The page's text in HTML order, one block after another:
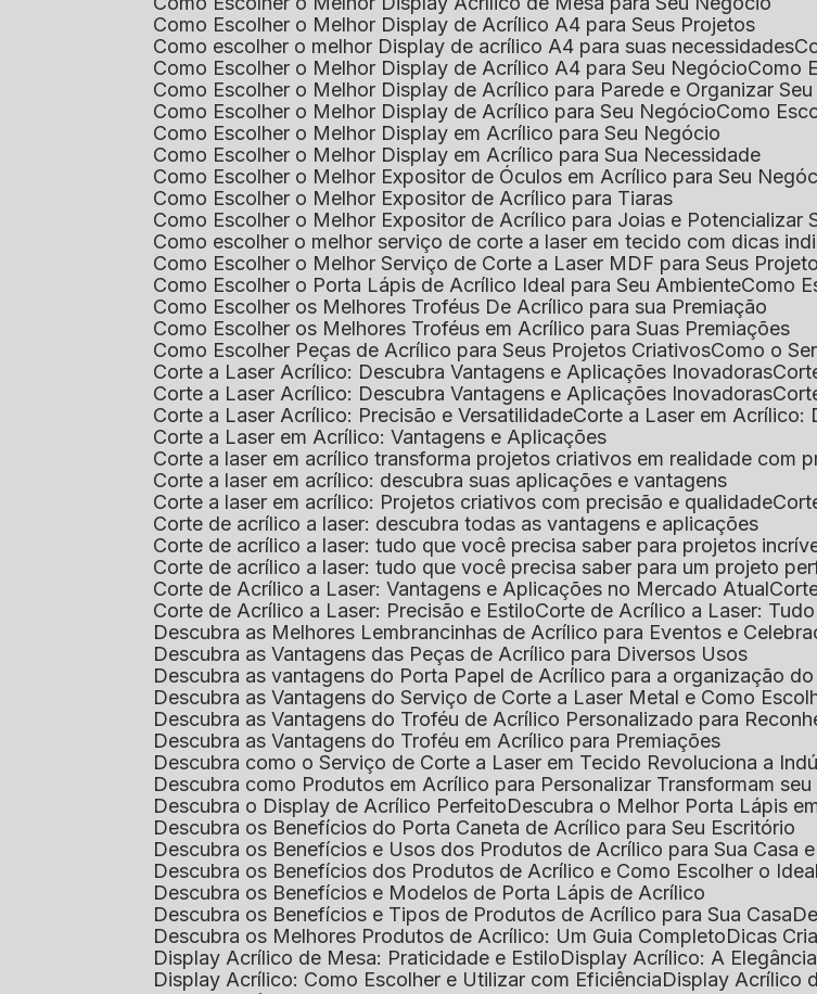
Como Escolher o Melhor Display de Acrílico A4 para Seus Projetos
Como escolher o melhor Display de acrílico A4 para suas necessidades
Como Escolher o Melhor Display de Acrílico A4 para Seu Negócio
Como Escolher o Melhor Display de Acrílico para Parede e Organizar
Como Escolher o Melhor Display de Acrílico para Seu Negócio
Como
Como Escolher o Melhor Display em Acrílico para Seu Negócio
Como Escolher o Melhor Display em Acrílico para Sua Necessidade
Como Escolher o Melhor Expositor de Óculos em Acrílico para Seu
Como Escolher o Melhor Expositor de Acrílico para Tiaras
Como Escolher o Melhor Expositor de Acrílico para Joias e Potencializar
Como escolher o melhor serviço de corte a laser em tecido com dicas
Como Escolher o Melhor Serviço de Corte a Laser MDF para Seus
Como Escolher o Porta Lápis de Acrílico Ideal para Seu Ambiente
Como
Como Escolher os Melhores Troféus De Acrílico para sua Premiação
Como Escolher os Melhores Troféus em Acrílico para Suas Premiações
Como Escolher Peças de Acrílico para Seus Projetos Criativos
Como o
Corte a Laser Acrílico: Descubra Vantagens e Aplicações Inovadoras
Corte a Laser Acrílico: Descubra Vantagens e Aplicações Inovadoras
Corte a Laser Acrílico: Precisão e Versatilidade
Corte a Laser em
Corte a Laser em Acrílico: Vantagens e Aplicações
Corte a laser em acrílico transforma projetos criativos em realidade com
Corte a laser em acrílico: descubra suas aplicações e vantagens
Corte a laser em acrílico: Projetos criativos com precisão e qualidade
Corte de acrílico a laser: descubra todas as vantagens e aplicações
Corte de acrílico a laser: tudo que você precisa saber para projetos
Corte de acrílico a laser: tudo que você precisa saber para um projeto
Corte de Acrílico a Laser: Vantagens e Aplicações no Mercado Atual
Corte de Acrílico a Laser: Precisão e Estilo
Corte de Acrílico a Laser:
Descubra as Melhores Lembrancinhas de Acrílico para Eventos e
Descubra as Vantagens das Peças de Acrílico para Diversos Usos
Descubra as vantagens do Porta Papel de Acrílico para a organização
Descubra as Vantagens do Serviço de Corte a Laser Metal e Como
Descubra as Vantagens do Troféu de Acrílico Personalizado para
Descubra as Vantagens do Troféu em Acrílico para Premiações
Descubra como o Serviço de Corte a Laser em Tecido Revoluciona a
Descubra como Produtos em Acrílico para Personalizar Transformam
Descubra o Display de Acrílico Perfeito
Descubra o Melhor Porta Lápis
Descubra os Benefícios do Porta Caneta de Acrílico para Seu Escritório
Descubra os Benefícios e Usos dos Produtos de Acrílico para Sua Casa
Descubra os Benefícios dos Produtos de Acrílico e Como Escolher o Ideal
Descubra os Benefícios e Modelos de Porta Lápis de Acrílico
Descubra os Benefícios e Tipos de Produtos de Acrílico para Sua Casa
Descubra os Melhores Produtos de Acrílico: Um Guia Completo
Dicas
Display Acrílico de Mesa: Praticidade e Estilo
Display Acrílico: A
Display Acrílico: Como Escolher e Utilizar com Eficiência
Display